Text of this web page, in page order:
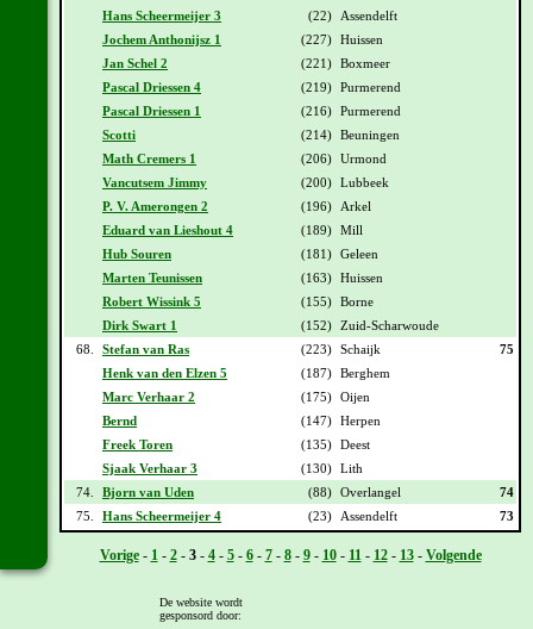
Hans Scheermeijer 3
(22)
Assendelft
Jochem Anthonijsz 1
(227) Huissen
Jan Schel 2
(221) Boxmeer
Pascal Driessen 4
(219) Purmerend
Pascal Driessen 1
(216) Purmerend
Scotti
(214) Beuningen
Math Cremers 1
(206) Urmond
Vancutsem Jimmy
(200) Lubbeek
P. V. Amerongen 2
(196)
Arkel
Eduard van Lieshout 4
(189) Mill
Hub Souren
(181) Geleen
Marten Teunissen
(163) Huissen
Robert Wissink 5
(155) Borne
Dirk Swart 1
(152) Zuid-Scharwoude
68.
Stefan van Ras (223) Schaijk
75
Henk van den Elzen 5
(187) Berghem
Marc Verhaar 2
(175) Oijen
Bernd
(147) Herpen
Freek Toren
(135) Deest
Sjaak Verhaar 3
(130) Lith
74.
Bjorn van Uden (88) Overlangel
74
75.
Hans Scheermeijer 4 (23) Assendelft 73
Vorige- 1- 2- 3- 4- 5- 6- 7- 8- 9- 10- 11- 12- 13- Volgende
De website wordt
gesponsord door: